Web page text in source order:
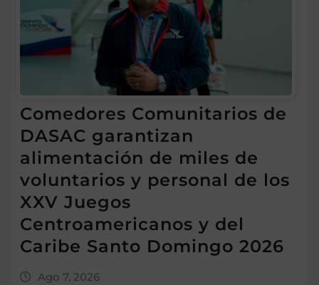
Comedores Comunitarios de
DASAC garantizan
alimentación de miles de
voluntarios y personal de los
XXV Juegos
Centroamericanos y del
Caribe Santo Domingo 2026
Ago 7, 2026